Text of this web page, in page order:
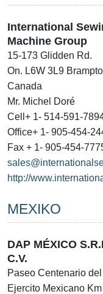
International
Machine Group
15-173 Glidden Rd.
On. L6W 3L9
Canada
Mr. Michel Doré
Cell+ 1- 514-591-
Office+ 1- 905-454-
Fax + 1- 905-454-
http://
MEXIKO
DAP MÉXICO
C.V.
Paseo Centenario del
Ejercito Mexicano Km